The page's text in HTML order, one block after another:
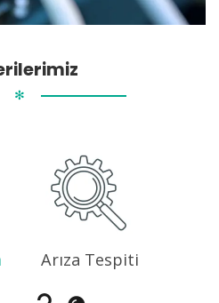
✻
Arıza Tespiti